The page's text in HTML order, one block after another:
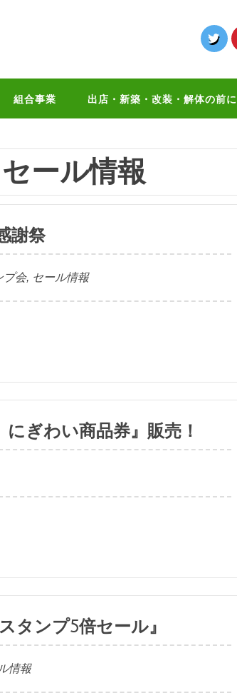
組合事業 出店・新築・改装・解体の前に
セール情報
謝祭
プ会, セール情報
ぎわい商品券』販売！
タンプ5倍セール』
情報